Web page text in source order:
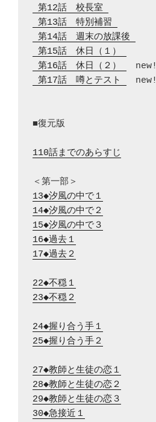
第12話　校長室
第13話　特別補習
第14話　週末の放課後
第15話　休日（１）
第16話　休日（２）
第17話　噂とテスト
new!
■復元版
110話までのあらすじ
13◆汐風の中で１
14◆汐風の中で２
15◆汐風の中で３
16◆過去１
17◆過去２
22◆不穏１
23◆不穏２
24◆握り合う手１
25◆握り合う手２
27◆教師と生徒の恋１
28◆教師と生徒の恋２
29◆教師と生徒の恋３
30◆急接近１